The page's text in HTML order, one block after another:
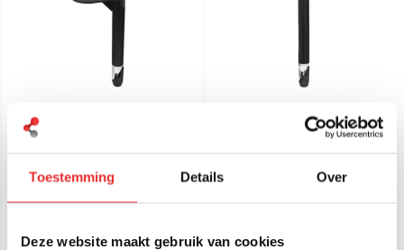
Toestemming Details Over
Deze website maakt gebruik van cookies
RAM Mount Male Tele-
Pole™ with Flange
€ 69,95Incl. btw
€ 57,81 Excl. btw
RAM Mount 8" Long Top
Male Tele-Pole™
€ 59,95
Incl. btw